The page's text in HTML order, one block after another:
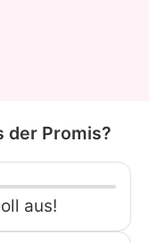
der Promis?
aus!